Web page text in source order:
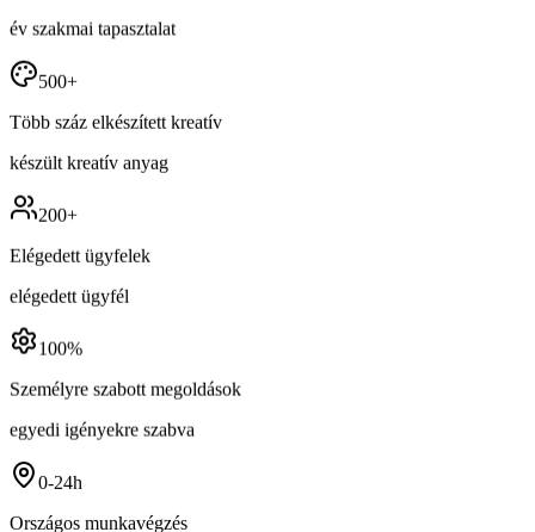
év szakmai tapasztalat
500+
Több száz elkészített kreatív
készült kreatív anyag
200+
Elégedett ügyfelek
elégedett ügyfél
100%
Személyre szabott megoldások
egyedi igényekre szabva
0-24h
Országos munkavégzés